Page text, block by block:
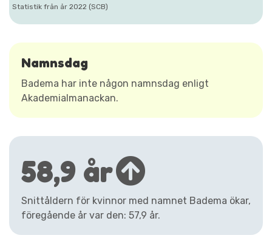
Statistik från år 2022 (SCB)
Namnsdag
Badema har inte någon namnsdag enligt
Akademialmanackan.
58,9 år
Snittåldern för kvinnor med namnet Badema ökar,
föregående år var den: 57,9 år.